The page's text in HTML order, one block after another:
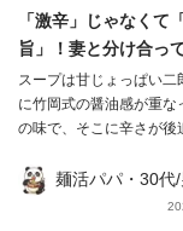
2.2%と高めで醤油もし
おり、塩分も糖分も強く
出してガツンとパワフル
るというよりも、節の濃
ーな油分、パンチの強い
いているという形です
製の多加水平打太縮れ
「激辛」じゃなくて
旨」！妻と分け合っ
解の一杯✨
スープは甘じょっぱい二
に竹岡式の醤油感が重な
の味で、そこに辛さが後
く「辛旨」。旨味を壊さ
けを足した絶妙なバラン
麺活パパ・30代/